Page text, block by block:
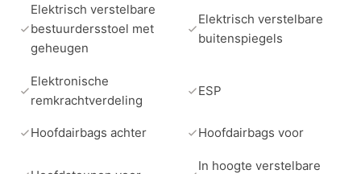
Elektrisch verstelbare
bestuurdersstoel met
geheugen
Elektrisch verstelbare
buitenspiegels
Elektronische
remkrachtverdeling
ESP
Hoofdairbags achter Hoofdairbags voor
In hoogte verstelbare